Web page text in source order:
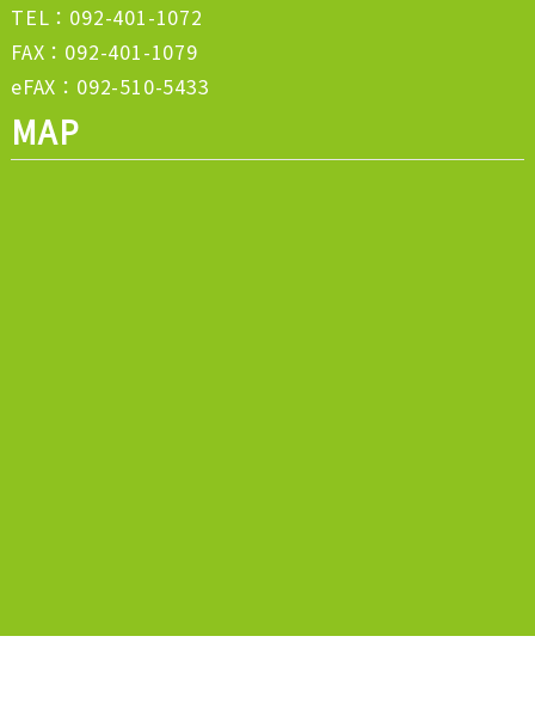
TEL：092-401-1072
FAX：092-401-1079
eFAX：092-510-5433
MAP